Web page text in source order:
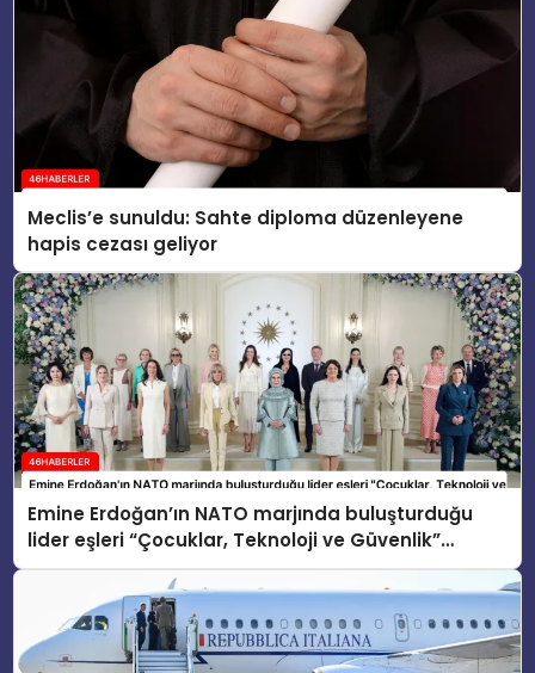
Meclis’e sunuldu: Sahte diploma düzenleyene
hapis cezası geliyor
Emine Erdoğan’ın NATO marjında buluşturduğu
lider eşleri “Çocuklar, Teknoloji ve Güvenlik”
konusunu ele aldı